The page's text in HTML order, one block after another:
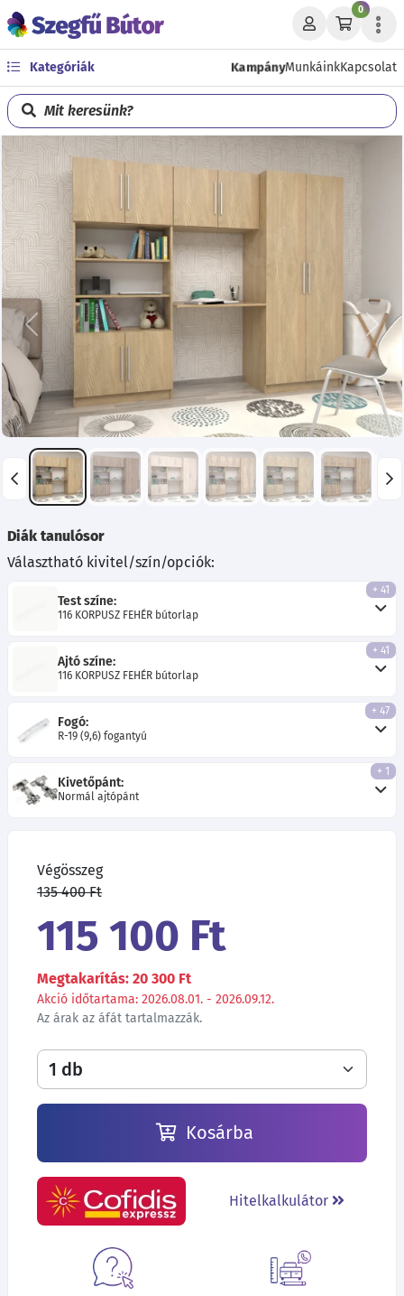
0
Kategóriák KampányMunkáinkKapcsolat
Mit keresünk?
Előző
Diák tanulósor
Választható kivitel/szín/opciók:
Test színe:
116 KORPUSZ FEHÉR bútorlap
+ 41
Ajtó színe:
116 KORPUSZ FEHÉR bútorlap
+ 41
Fogó:
R-19 (9,6) fogantyú
+ 47
Kivetőpánt:
Normál ajtópánt
+ 1
Végösszeg
135 400 Ft
115 100 Ft
Megtakarítás: 20 300 Ft
Akció időtartama: 2026.08.01. - 2026.09.12.
Az árak az áfát tartalmazzák.
Kosárba
Hitelkalkulátor